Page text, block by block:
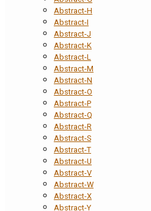
Abstract-H
Abstract-I
Abstract-J
Abstract-K
Abstract-L
Abstract-M
Abstract-N
Abstract-O
Abstract-P
Abstract-Q
Abstract-R
Abstract-S
Abstract-T
Abstract-U
Abstract-V
Abstract-W
Abstract-X
Abstract-Y